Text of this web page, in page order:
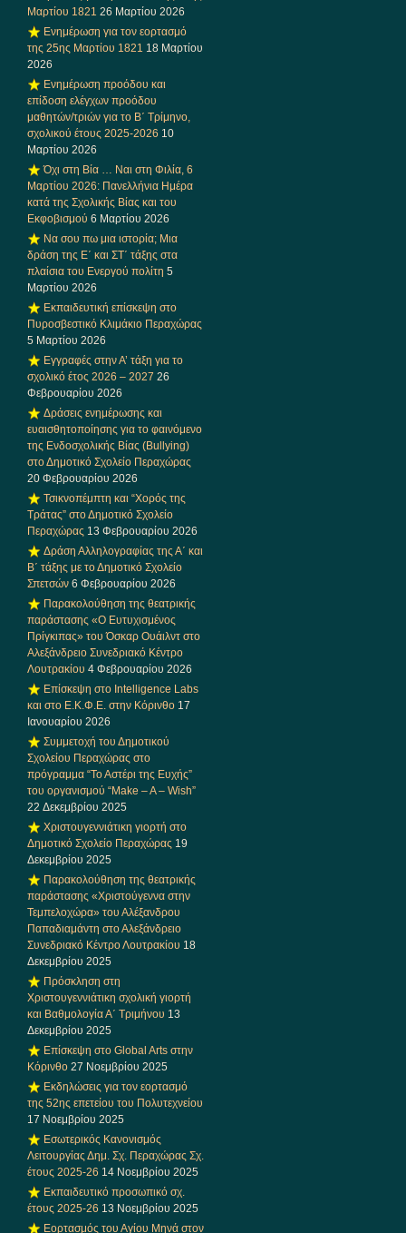
Μαρτίου 1821 26 Μαρτίου 2026
Ενημέρωση για τον εορτασμό
της 25ης Μαρτίου 1821 18 Μαρτίου
2026
Ενημέρωση προόδου και
επίδοση ελέγχων προόδου
μαθητών/τριών για το Β΄ Τρίμηνο,
σχολικού έτους 2025-2026 10
Μαρτίου 2026
Όχι στη Βία … Ναι στη Φιλία, 6
Μαρτίου 2026: Πανελλήνια Ημέρα
κατά της Σχολικής Βίας και του
Εκφοβισμού 6 Μαρτίου 2026
Να σου πω μια ιστορία; Μια
δράση της Ε΄ και ΣΤ΄ τάξης στα
πλαίσια του Ενεργού πολίτη 5
Μαρτίου 2026
Εκπαιδευτική επίσκεψη στο
Πυροσβεστικό Κλιμάκιο Περαχώρας
5 Μαρτίου 2026
Εγγραφές στην Α’ τάξη για το
σχολικό έτος 2026 – 2027 26
Φεβρουαρίου 2026
Δράσεις ενημέρωσης και
ευαισθητοποίησης για το φαινόμενο
της Ενδοσχολικής Βίας (Bullying)
στο Δημοτικό Σχολείο Περαχώρας
20 Φεβρουαρίου 2026
Τσικνοπέμπτη και “Χορός της
Τράτας” στο Δημοτικό Σχολείο
Περαχώρας 13 Φεβρουαρίου 2026
Δράση Αλληλογραφίας της Α΄ και
Β΄ τάξης με το Δημοτικό Σχολείο
Σπετσών 6 Φεβρουαρίου 2026
Παρακολούθηση της θεατρικής
παράστασης «Ο Ευτυχισμένος
Πρίγκιπας» του Όσκαρ Ουάιλντ στο
Αλεξάνδρειο Συνεδριακό Κέντρο
Λουτρακίου 4 Φεβρουαρίου 2026
Επίσκεψη στο Intelligence Labs
και στο Ε.Κ.Φ.Ε. στην Κόρινθο 17
Ιανουαρίου 2026
Συμμετοχή του Δημοτικού
Σχολείου Περαχώρας στο
πρόγραμμα “Το Αστέρι της Ευχής”
του οργανισμού “Make – A – Wish”
22 Δεκεμβρίου 2025
Χριστουγεννιάτικη γιορτή στο
Δημοτικό Σχολείο Περαχώρας 19
Δεκεμβρίου 2025
Παρακολούθηση της θεατρικής
παράστασης «Χριστούγεννα στην
Τεμπελοχώρα» του Αλέξανδρου
Παπαδιαμάντη στο Αλεξάνδρειο
Συνεδριακό Κέντρο Λουτρακίου 18
Δεκεμβρίου 2025
Πρόσκληση στη
Χριστουγεννιάτικη σχολική γιορτή
και Βαθμολογία Α΄ Τριμήνου 13
Δεκεμβρίου 2025
Επίσκεψη στο Global Arts στην
Κόρινθο 27 Νοεμβρίου 2025
Εκδηλώσεις για τον εορτασμό
της 52ης επετείου του Πολυτεχνείου
17 Νοεμβρίου 2025
Εσωτερικός Κανονισμός
Λειτουργίας Δημ. Σχ. Περαχώρας Σχ.
έτους 2025-26 14 Νοεμβρίου 2025
Εκπαιδευτικό προσωπικό σχ.
έτους 2025-26 13 Νοεμβρίου 2025
Εορτασμός του Αγίου Μηνά στον